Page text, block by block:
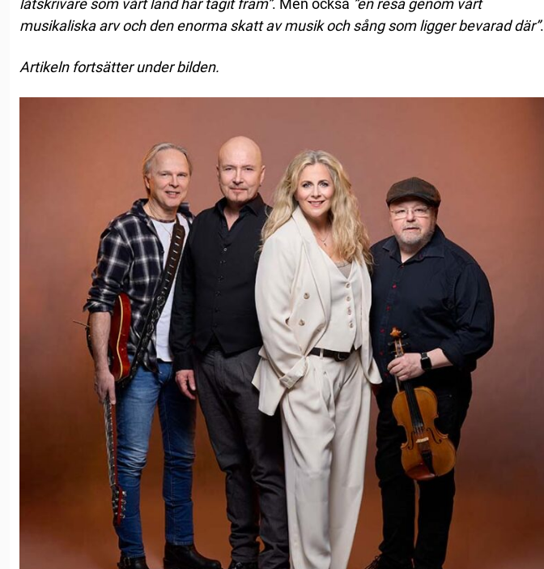
låtskrivare som vårt land har tagit fram”. Men också ”en resa genom vårt
musikaliska arv och den enorma skatt av musik och sång som ligger bevarad där”.
Artikeln fortsätter under bilden.